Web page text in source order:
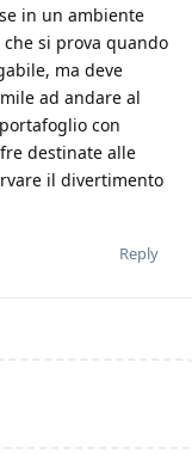
in un ambiente
si prova quando
ma deve
ad andare al
con
destinate alle
il divertimento
Reply